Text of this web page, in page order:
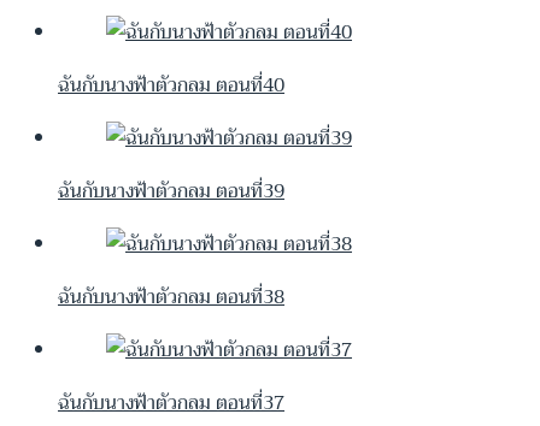
ฉันกับนางฟ้าตัวกลม ตอนที่40
ฉันกับนางฟ้าตัวกลม ตอนที่39
ฉันกับนางฟ้าตัวกลม ตอนที่38
ฉันกับนางฟ้าตัวกลม ตอนที่37